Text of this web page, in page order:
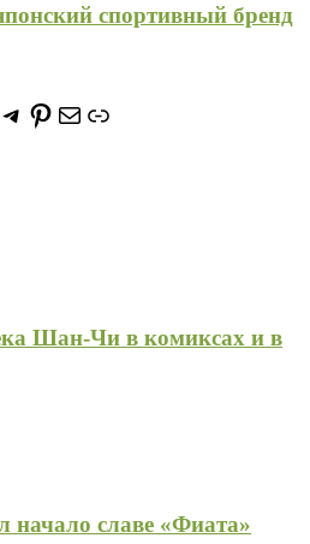
спортивный бренд
vk.com/
https://t.me/stoneforest
https://
ПочтаСсылка
Шан-Чи в комиксах и в
славе «Фиата»